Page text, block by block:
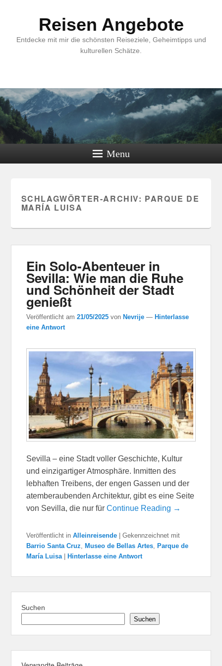
Reisen Angebote
Entdecke mit mir die schönsten Reiseziele, Geheimtipps und
kulturellen Schätze.
Menu
SCHLAGWÖRTER-ARCHIV: PARQUE DE
MARÍA LUISA
Ein Solo-Abenteuer in
Sevilla: Wie man die Ruhe
und Schönheit der Stadt
genießt
Veröffentlicht am21/05/2025 von Nevrije — Hinterlasse
eine Antwort
Sevilla – eine Stadt voller Geschichte, Kultur
und einzigartiger Atmosphäre. Inmitten des
lebhaften Treibens, der engen Gassen und der
atemberaubenden Architektur, gibt es eine Seite
von Sevilla, die nur fürContinue Reading →
Veröffentlicht in Alleinreisende |Gekennzeichnet mit
Barrio Santa Cruz, Museo de Bellas Artes, Parque de
María Luisa
Hinterlasse eine Antwort
Suchen
Suchen